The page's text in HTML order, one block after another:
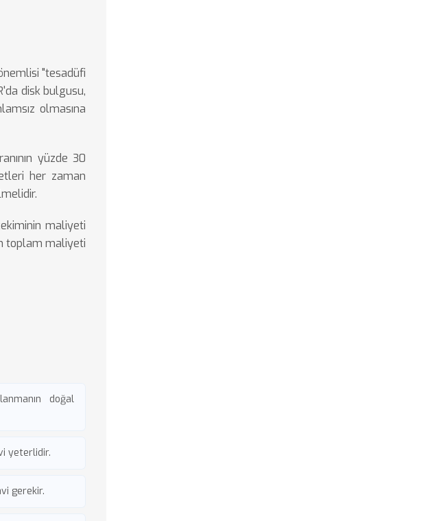
"tesadüfi
disk bulgusu,
olmasına
yüzde 30
her zaman
maliyeti
toplam maliyeti
doğal
yeterlidir.
gerekir.